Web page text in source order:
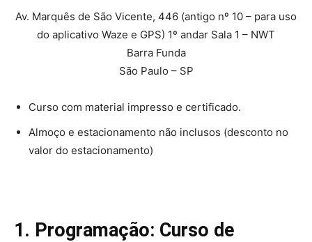
Av. Marquês de São Vicente, 446 (antigo nº 10 – para uso
do aplicativo Waze e GPS) 1º andar Sala 1 – NWT
Barra Funda
São Paulo – SP
Curso com material impresso e certificado.
Almoço e estacionamento não inclusos (desconto no
valor do estacionamento)
1. Programação: Curso de